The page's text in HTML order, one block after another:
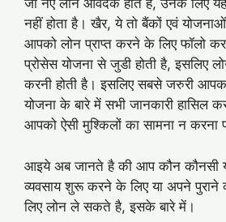
जो नए लोन आवेदक होते है, उनके लिए
नहीं होता है। खैर, ये तो बैंकों एवं
आपको लोन प्राप्त करने के लिए फॉलो
प्रोसेस योजना से जुडी होती है, इसलिए
करनी होती है। इसलिए सबसे जरुरी
योजना के बारे में सभी जानकारी हासिल
आपको ऐसी मुश्किलों का सामना न करना
आइये अब जानते है की आप कौन कौनसी
व्यवसाय शुरू करने के लिए या अपने पुराने
लिए लोन ले सकते है, इसके बारे में।